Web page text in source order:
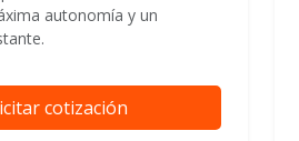
autonomía y un
cotización